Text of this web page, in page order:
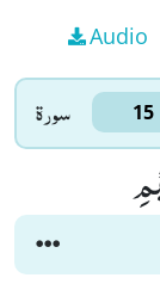
Audio
سورۃ 15